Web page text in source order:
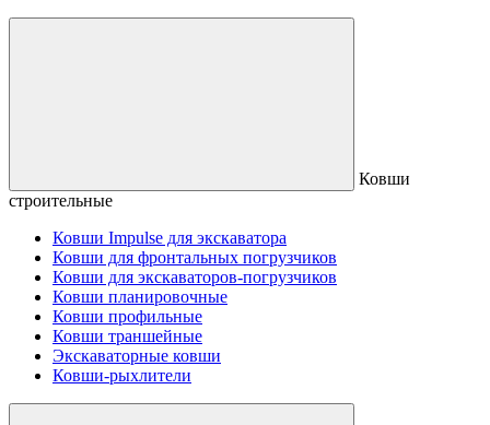
Ковши
строительные
Ковши Impulse для экскаватора
Ковши для фронтальных погрузчиков
Ковши для экскаваторов-погрузчиков
Ковши планировочные
Ковши профильные
Ковши траншейные
Экскаваторные ковши
Ковши-рыхлители